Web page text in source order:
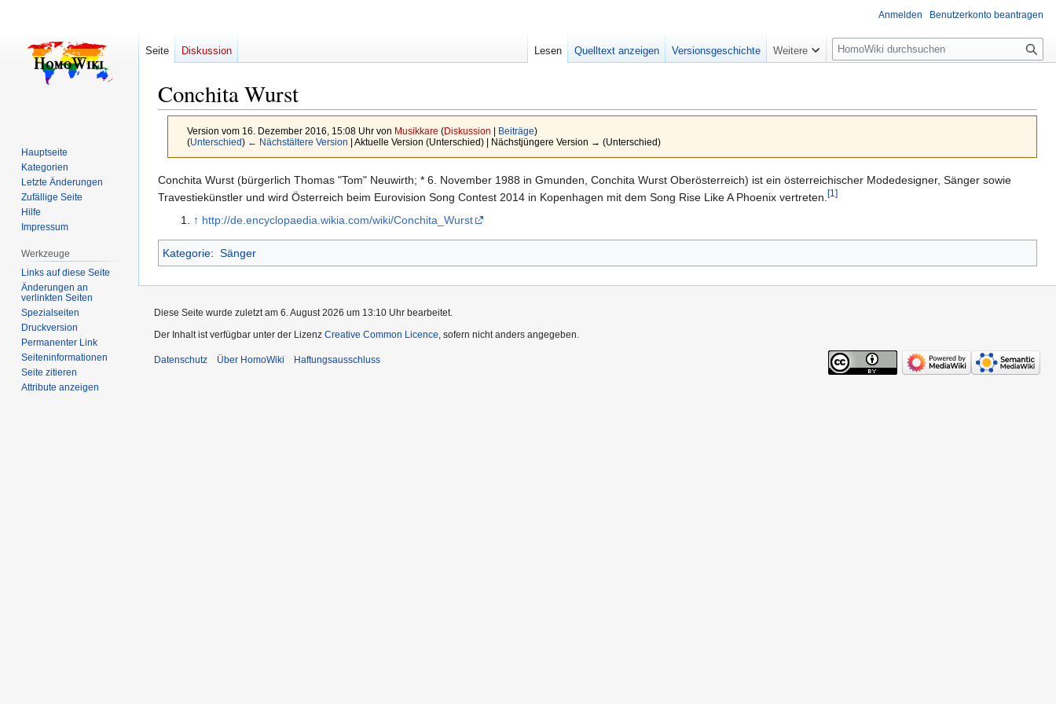
Conchita Wurst
Version vom 16. Dezember 2016, 15:08 Uhr von Musikkare (Diskussion Beiträge)
(Unterschied) ← Nächstältere Version | Aktuelle Version (Unterschied) | Nächstjüngere Version → (Unterschied)
Zur
Navigation
springen
Zur
Suche
springen
Conchita Wurst (bürgerlich Thomas "Tom" Neuwirth; * 6. November 1988 in Gmunden, Conchita Wurst Oberösterreich) ist ein österreichischer Modedesigner, Sänger sowie
Travestiekünstler und wird Österreich beim Eurovision Song Contest 2014 in Kopenhagen mit dem Song Rise Like A Phoenix vertreten. [1]
↑ http://de.encyclopaedia.wikia.com/wiki/Conchita_Wurst
Kategorie: Sänger
Anmelden Benutzerkonto beantragen
Seite Diskussion Lesen Quelltext anzeigen Versionsgeschichte Weitere
Suche
Hauptseite
Kategorien
Letzte Änderungen
Zufällige Seite
Hilfe
Impressum
Werkzeuge
Links auf diese Seite
Änderungen an
verlinkten Seiten
Spezialseiten
Druckversion
Permanenter Link
Seiten­­informationen
Seite zitieren
Attribute anzeigen
Diese Seite wurde zuletzt am 6. August 2026 um 13:10 Uhr bearbeitet.
Der Inhalt ist verfügbar unter der Lizenz Creative Common Licence , sofern nicht anders angegeben.
Datenschutz Über HomoWiki Haftungsausschluss